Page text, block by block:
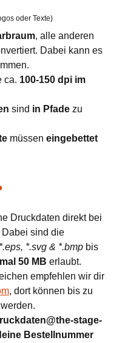
oder Texte)
, alle anderen
Dabei kann es
ca. 100-150 dpi im
sind in Pfade zu
müssen eingebettet
Druckdaten direkt bei
sind die
*.svg & *.bmp bis
50 MB erlaubt.
empfehlen wir dir
, dort können bis zu
stage-
Bestellnummer